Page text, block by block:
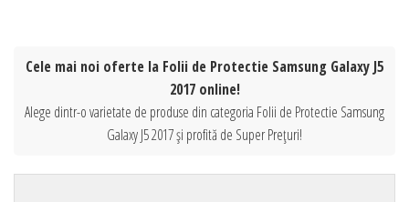
Cele mai noi oferte la Folii de Protectie Samsung Galaxy J5
2017 online!
Alege dintr-o varietate de produse din categoria Folii de Protectie Samsung
Galaxy J5 2017 și profită de Super Prețuri!